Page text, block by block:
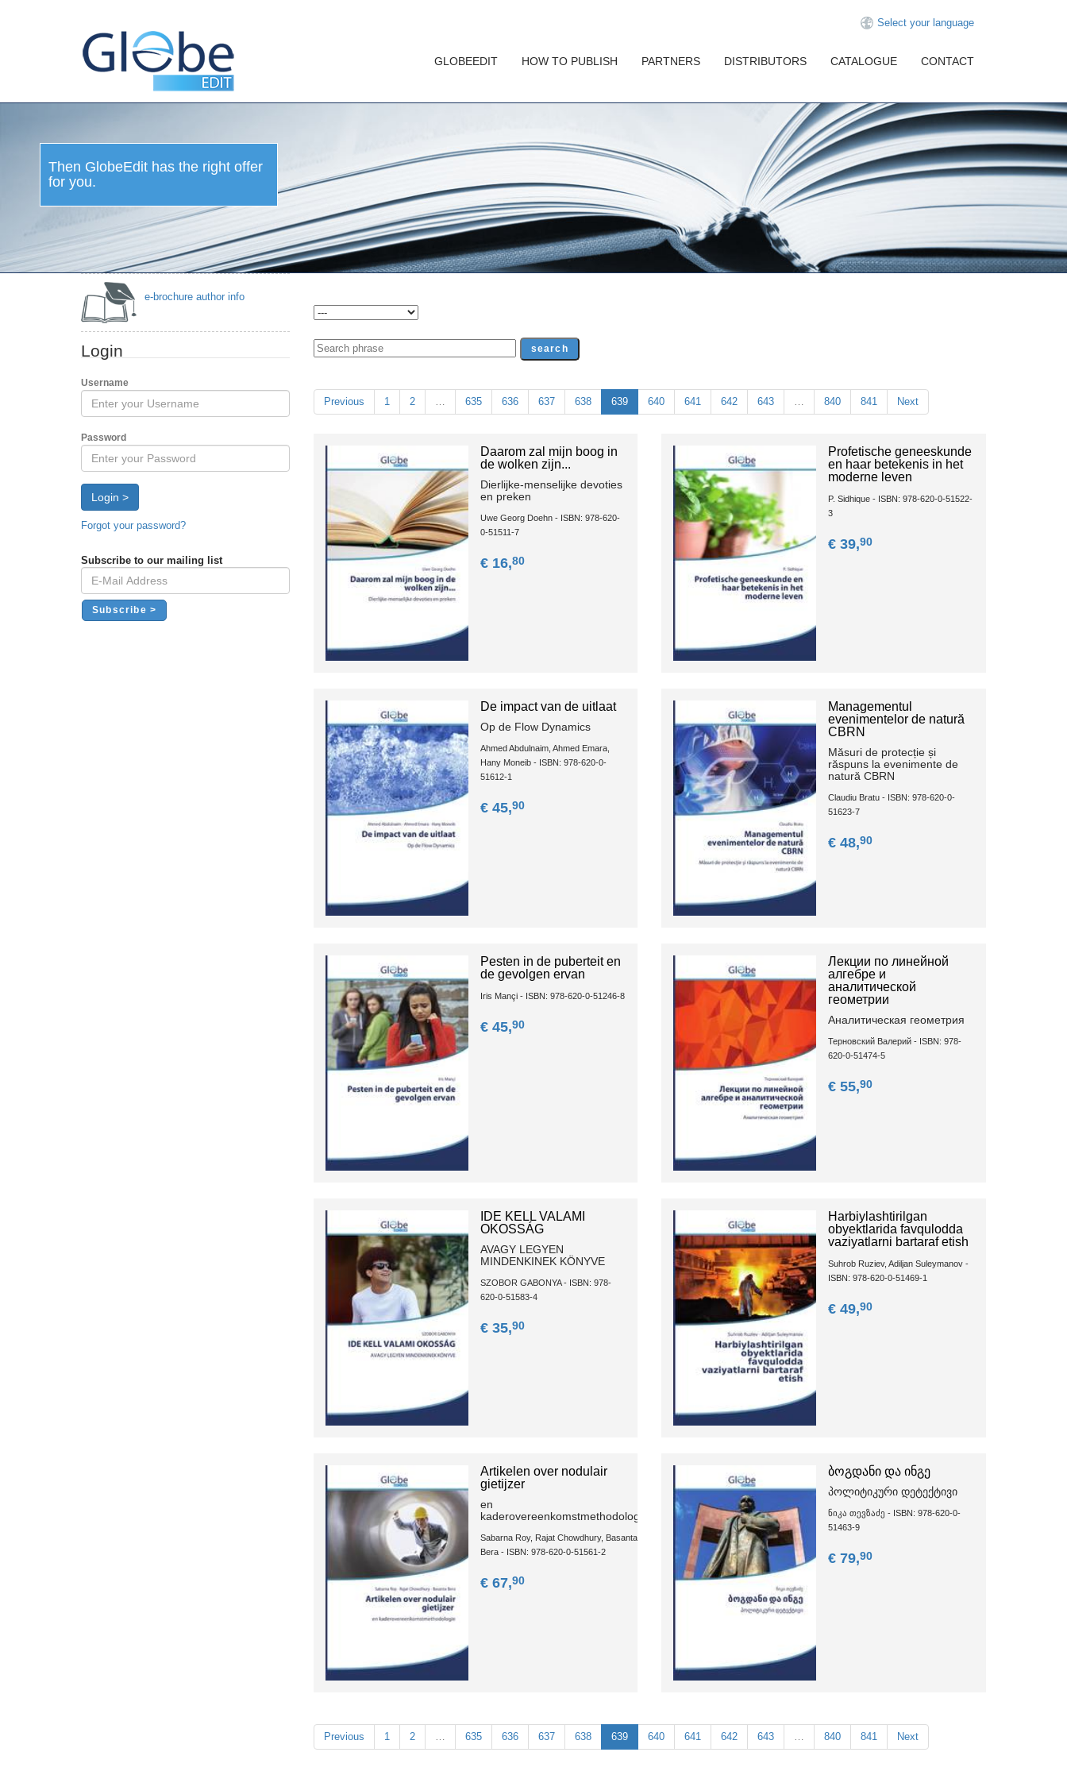
Select your language
GLOBEEDIT HOW TO PUBLISH PARTNERS DISTRIBUTORS CATALOGUE CONTACT
Then GlobeEdit has the right offer
for you.
e-brochure author info
Login
Username
Password
Login >
Forgot your password?
Subscribe to our mailing list
Previous 1 2 … 635 636 637 638 639 640 641 642 643 … 840 841 Next
Daarom zal mijn boog in
de wolken zijn...
Dierlijke-menselijke devoties
en preken
Uwe Georg Doehn - ISBN: 978-620-
0-51511-7
€ 16,80
Profetische geneeskunde
en haar betekenis in het
moderne leven
P. Sidhique - ISBN: 978-620-0-51522-
3
€ 39,90
De impact van de uitlaat
Op de Flow Dynamics
Ahmed Abdulnaim, Ahmed Emara,
Hany Moneib - ISBN: 978-620-0-
51612-1
€ 45,90
Managementul
evenimentelor de natură
CBRN
Măsuri de protecție și
răspuns la evenimente de
natură CBRN
Claudiu Bratu - ISBN: 978-620-0-
51623-7
€ 48,90
Pesten in de puberteit en
de gevolgen ervan
Iris Mançi - ISBN: 978-620-0-51246-8
€ 45,90
Лекции по линейной
алгебре и
аналитической
геометрии
Аналитическая геометрия
Терновский Валерий - ISBN: 978-
620-0-51474-5
€ 55,90
IDE KELL VALAMI
OKOSSÁG
AVAGY LEGYEN
MINDENKINEK KÖNYVE
SZOBOR GABONYA - ISBN: 978-
620-0-51583-4
€ 35,90
Harbiylashtirilgan
obyektlarida favqulodda
vaziyatlarni bartaraf etish
Suhrob Ruziev, Adiljan Suleymanov -
ISBN: 978-620-0-51469-1
€ 49,90
Artikelen over nodulair
gietijzer
en
kaderovereenkomstmethodologie
Sabarna Roy, Rajat Chowdhury, Basanta
Bera - ISBN: 978-620-0-51561-2
€ 67,90
ბოგდანი და ინგე
პოლიტიკური დეტექტივი
ნიკა თევზაძე - ISBN: 978-620-0-
51463-9
€ 79,90
Previous 1 2 … 635 636 637 638 639 640 641 642 643 … 840 841 Next